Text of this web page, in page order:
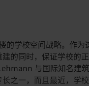
学校空间战略。作
的同时，保证学校的
与国际知名建
之一，而且最近，学